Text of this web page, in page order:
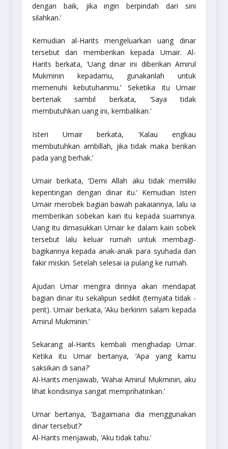
dengan baik, jika ingin berpindah dari sini
silahkan.’
Kemudian al-Harits mengeluarkan uang dinar
tersebut dan memberikan kepada Umair. Al-
Harits berkata, ‘Uang dinar ini diberikan Amirul
Mukminin kepadamu, gunakanlah untuk
memenuhi kebutuhanmu.’ Seketika itu Umair
berteriak sambil berkata, ‘Saya tidak
membutuhkan uang ini, kembalikan.’
Isteri Umair berkata, ‘Kalau engkau
membutuhkan ambillah, jika tidak maka berikan
pada yang berhak.’
Umair berkata, ‘Demi Allah aku tidak memiliki
kepentingan dengan dinar itu.’ Kemudian Isteri
Umair merobek bagian bawah pakaiannya, lalu ia
memberikan sobekan kain itu kepada suaminya.
Uang itu dimasukkan Umair ke dalam kain sobek
tersebut lalu keluar rumah untuk membagi-
bagikannya kepada anak-anak para syuhada dan
fakir miskin. Setelah selesai ia pulang ke rumah.
Ajudan Umar mengira dirinya akan mendapat
bagian dinar itu sekalipun sedikit (ternyata tidak -
pent). Umair berkata, ‘Aku berkirim salam kepada
Amirul Mukminin.’
Sekarang al-Harits kembali menghadap Umar.
Ketika itu Umar bertanya, ‘Apa yang kamu
saksikan di sana?’
Al-Harits menjawab, ‘Wahai Amirul Mukminin, aku
lihat kondisinya sangat memprihatinkan.’
Umar bertanya, ‘Bagaimana dia menggunakan
dinar tersebut?’
Al-Harits menjawab, ‘Aku tidak tahu.’